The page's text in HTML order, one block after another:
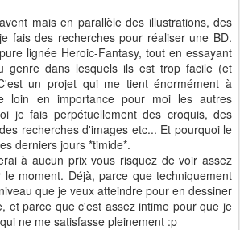
mais en parallèle des illustrations, des
fais des recherches pour réaliser une BD.
lignée Heroic-Fantasy, tout en essayant
genre dans lesquels ils est trop facile (et
un projet qui me tient énormément à
loin en importance pour moi les autres
je fais perpétuellement des croquis, des
recherches d'images etc... Et pourquoi le
derniers jours *timide*.
à aucun prix vous risquez de voir assez
moment. Déjà, parce que techniquement
que je veux atteindre pour en dessiner
et parce que c'est assez intime pour que je
ne me satisfasse pleinement :p